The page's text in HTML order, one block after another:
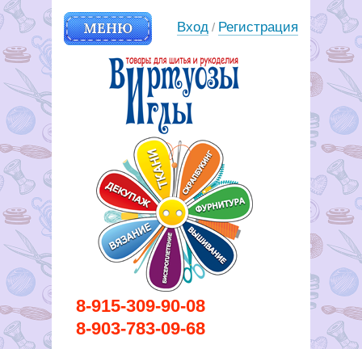
8-915-309-90-08
8-903-783-09-68
МЕНЮ
Вирутозы иглы. Товары для
шитья и рукоделья
Вход / Регистрация